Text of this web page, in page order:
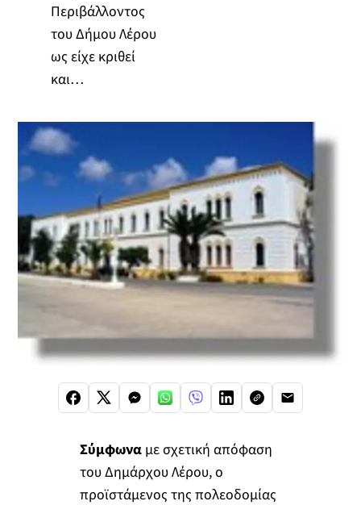
Περιβάλλοντος
του Δήμου Λέρου
ως είχε κριθεί
και…
Σύμφωνα με σχετική απόφαση
του Δημάρχου Λέρου, ο
προϊστάμενος της πολεοδομίας